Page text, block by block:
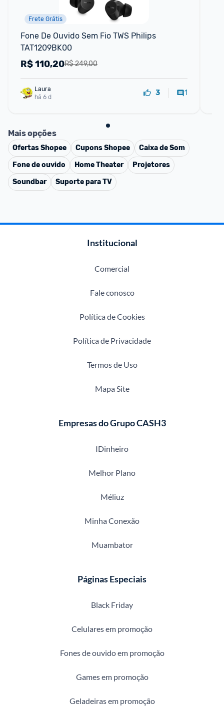
Frete Grátis
Fone De Ouvido Sem Fio TWS Philips
TAT1209BK00
R$ 249,00
R$110,20
Laura
há 6 d
3 1
Mais opções
OfertasShopee CuponsShopee
Caixa de Som
Fone de ouvido
Home Theater
Projetores
Soundbar
Suporte para TV
Institucional
Comercial
Fale conosco
Política de Cookies
Política de Privacidade
Termos de Uso
Mapa Site
Empresas do Grupo CASH3
IDinheiro
Melhor Plano
Méliuz
Minha Conexão
Muambator
Páginas Especiais
Black Friday
Celulares em promoção
Fones de ouvido em promoção
Games em promoção
Geladeiras em promoção